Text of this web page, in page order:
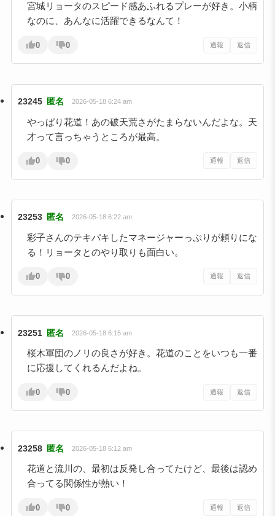
宮城リョータのスピード感あふれるプレーが好き。小柄
なのに、あんなに活躍できるなんて！
0 0 通報 返信
23245 匿名 2026-05-18 6:24 am
やっぱり花道！あの破天荒さがたまらないんだよな。天
才って言っちゃうところが最高。
0 0 通報 返信
23253 匿名 2026-05-18 6:22 am
彩子さんのテキパキしたマネージャーっぷりが頼りにな
る！リョータとのやり取りも面白い。
0 0 通報 返信
23251 匿名 2026-05-18 6:15 am
桜木軍団のノリの良さが好き。花道のことをいつも一番
に応援してくれるんだよね。
0 0 通報 返信
23258 匿名 2026-05-18 6:12 am
花道と流川の、最初は反発し合ってたけど、最後は認め
合ってる関係性が熱い！
0 0 通報 返信